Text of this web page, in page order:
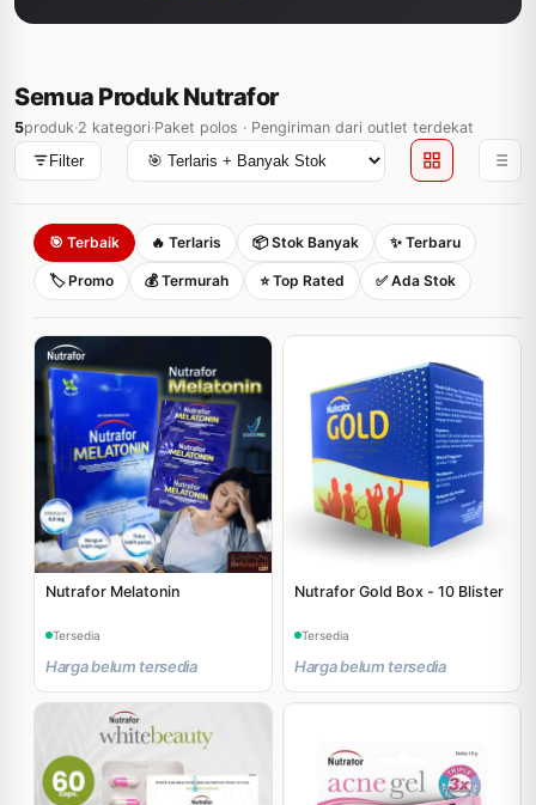
Semua Produk Nutrafor
5produk·2 kategori·Paket polos · Pengiriman dari outlet terdekat
Filter
🎯 Terbaik 🔥 Terlaris 📦 Stok Banyak ✨ Terbaru
🏷️ Promo 💰 Termurah ⭐ Top Rated ✅ Ada Stok
Nutrafor Melatonin
Tersedia
Harga belum tersedia
Nutrafor Gold Box - 10 Blister
Tersedia
Harga belum tersedia